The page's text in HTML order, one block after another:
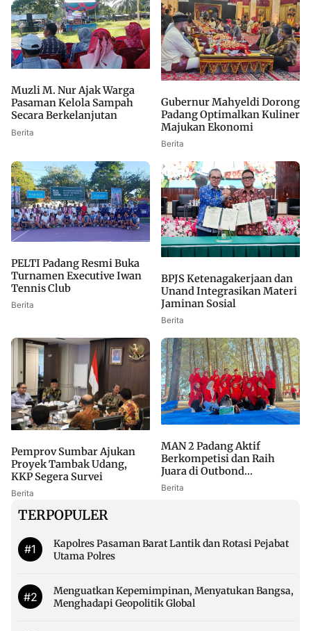
Muzli M. Nur Ajak Warga
Pasaman Kelola Sampah
Secara Berkelanjutan
Berita
Gubernur Mahyeldi Dorong
Padang Optimalkan Kuliner
Majukan Ekonomi
Berita
PELTI Padang Resmi Buka
Turnamen Executive Iwan
Tennis Club
Berita
BPJS Ketenagakerjaan dan
Unand Integrasikan Materi
Jaminan Sosial
Berita
Pemprov Sumbar Ajukan
Proyek Tambak Udang,
KKP Segera Survei
Berita
MAN 2 Padang Aktif
Berkompetisi dan Raih
Juara di Outbond...
Berita
TERPOPULER
#1
Kapolres Pasaman Barat Lantik dan Rotasi Pejabat
Utama Polres
#2
Menguatkan Kepemimpinan, Menyatukan Bangsa,
Menghadapi Geopolitik Global